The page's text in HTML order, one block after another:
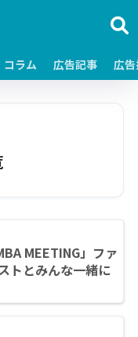
コラム 広告記事 広
MEETING」ファ
トとみんな一緒に